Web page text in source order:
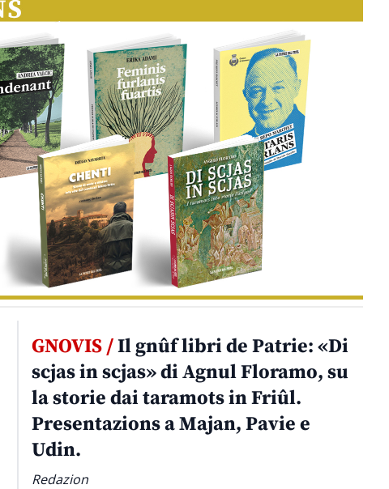
GNOVIS /Il gnûf libri de Patrie: «Di
scjas in scjas» di Agnul Floramo, su
la storie dai taramots in Friûl.
Presentazions a Majan, Pavie e
Udin.
Redazion